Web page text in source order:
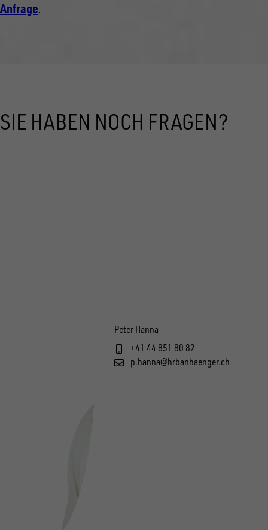
Anfrage.
SIE HABEN NOCH FRAGEN?
Peter Hanna
+41 44 851 80 82
p.hanna@hrbanhaenger.ch